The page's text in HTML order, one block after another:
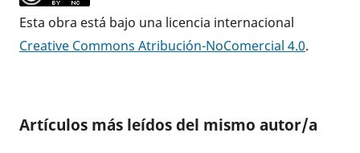
Esta obra está bajo una licencia internacional
Creative Commons Atribución-NoComercial 4.0.
Artículos más leídos del mismo autor/a